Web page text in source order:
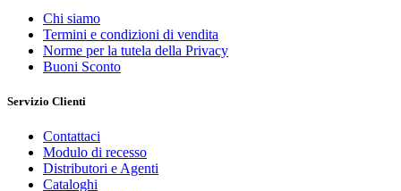
Chi siamo
Termini e condizioni di vendita
Norme per la tutela della Privacy
Buoni Sconto
Servizio Clienti
Contattaci
Modulo di recesso
Distributori e Agenti
Cataloghi